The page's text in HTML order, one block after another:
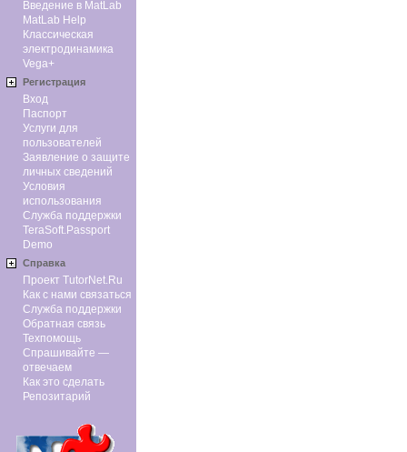
Введение в MatLab
MatLab Help
Классическая
электродинамика
Vega+
Регистрация
Вход
Паспорт
Услуги для
пользователей
Заявление о защите
личных сведений
Условия
использования
Служба поддержки
TeraSoft.Passport
Demo
Справка
Проект TutorNet.Ru
Как с нами связаться
Служба поддержки
Обратная связь
Техпомощь
Спрашивайте —
отвечаем
Как это сделать
Репозитарий